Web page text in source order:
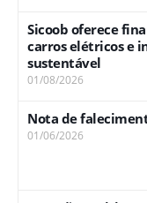
Sicoob oferece
carros elétricos e
sustentável
01/08/2026
Nota de
01/06/2026